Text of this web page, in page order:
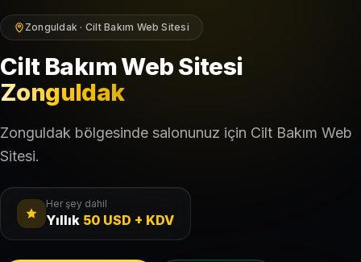
Zonguldak · Cilt Bakım Web Sitesi
Cilt Bakım Web Sitesi
Zonguldak
Zonguldak bölgesinde salonunuz için Cilt Bakım Web
Sitesi.
Her şey dahil
Yıllık 50 USD + KDV